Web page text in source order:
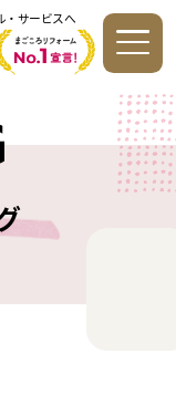
・サービスへ